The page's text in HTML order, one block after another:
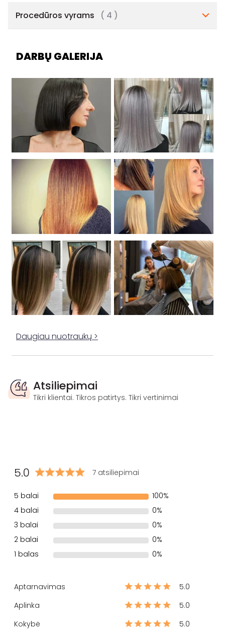
Procedūros vyrams ( 4 )
DARBŲ GALERIJA
Daugiau nuotraukų >
Atsiliepimai
Tikri klientai. Tikros patirtys. Tikri vertinimai
5.0 7 atsiliepimai
5 balai
100%
4 balai
0%
3 balai
0%
2 balai
0%
1 balas
0%
Aptarnavimas
5.0
Aplinka
5.0
Kokybė
5.0